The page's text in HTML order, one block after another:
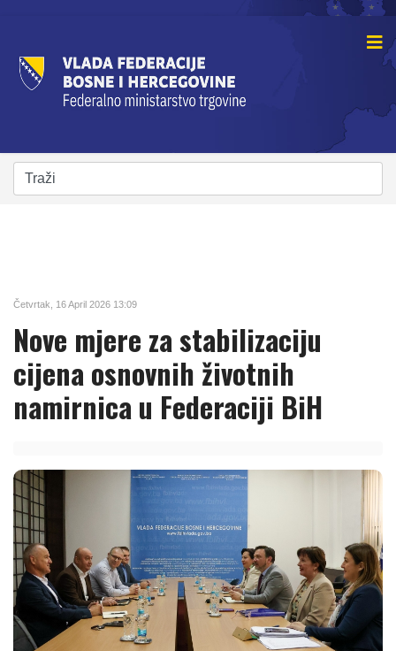
Četvrtak, 16 April 2026 13:09
Nove mjere za stabilizaciju
cijena osnovnih životnih
namirnica u Federaciji BiH